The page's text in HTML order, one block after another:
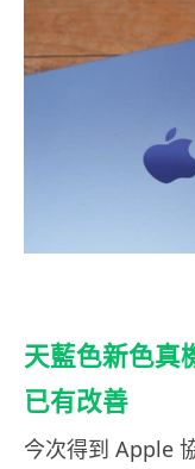
天藍色新色真
已有改善
今次得到 Apple